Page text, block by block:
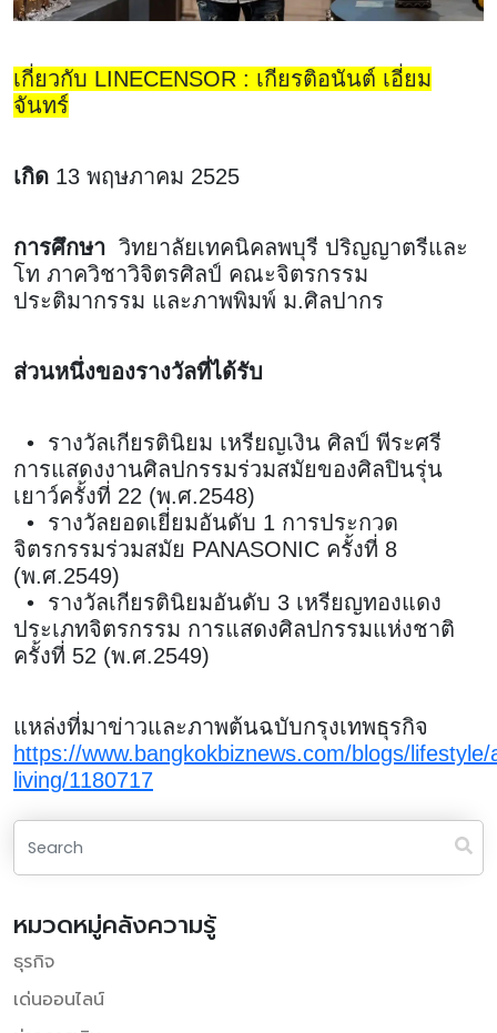
เกี่ยวกับ LINECENSOR : เกียรติอนันต์ เอี่ยม
จันทร์
เกิด 13 พฤษภาคม 2525
การศึกษา วิทยาลัยเทคนิคลพบุรี ปริญญาตรีและ
โท ภาควิชาวิจิตรศิลป์ คณะจิตรกรรม
ประติมากรรม และภาพพิมพ์ ม.ศิลปากร
ส่วนหนึ่งของรางวัลที่ได้รับ
• รางวัลเกียรตินิยม เหรียญเงิน ศิลป์ พีระศรี
การแสดงงานศิลปกรรมร่วมสมัยของศิลปินรุ่น
เยาว์ครั้งที่ 22 (พ.ศ.2548)
• รางวัลยอดเยี่ยมอันดับ 1 การประกวด
จิตรกรรมร่วมสมัย PANASONIC ครั้งที่ 8
(พ.ศ.2549)
• รางวัลเกียรตินิยมอันดับ 3 เหรียญทองแดง
ประเภทจิตรกรรม การแสดงศิลปกรรมแห่งชาติ
ครั้งที่ 52 (พ.ศ.2549)
แหล่งที่มาข่าวและภาพต้นฉบับกรุงเทพธุรกิจ
https://www.bangkokbiznews.com/blogs/lifestyle/
living/1180717
หมวดหมู่คลังความรู้
ธุรกิจ
เด่นออนไลน์